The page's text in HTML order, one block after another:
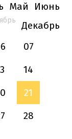
Май
Июнь
Декабрь
07
14
21
28